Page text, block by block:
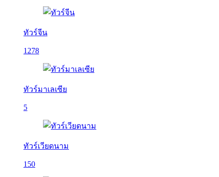
ทัวร์จีน
1278
ทัวร์มาเลเซีย
5
ทัวร์เวียดนาม
150